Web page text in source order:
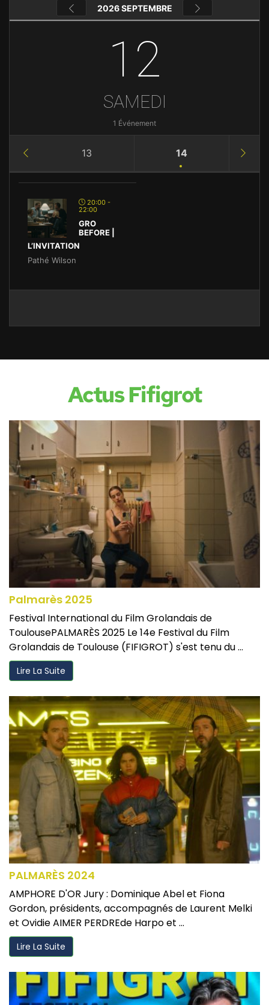
2026 SEPTEMBRE
12
SAMEDI
1 Événement
13 14
20:00 -
22:00
GRO
BEFORE |
L’INVITATION
Pathé Wilson
Actus Fifigrot
Palmarès 2025
Festival International du Film Grolandais de
ToulousePALMARÈS 2025 Le 14e Festival du Film
Grolandais de Toulouse (FIFIGROT) s'est tenu du ...
Lire La Suite
PALMARÈS 2024
AMPHORE D'OR Jury : Dominique Abel et Fiona
Gordon, présidents, accompagnés de Laurent Melki
et Ovidie AIMER PERDREde Harpo et ...
Lire La Suite